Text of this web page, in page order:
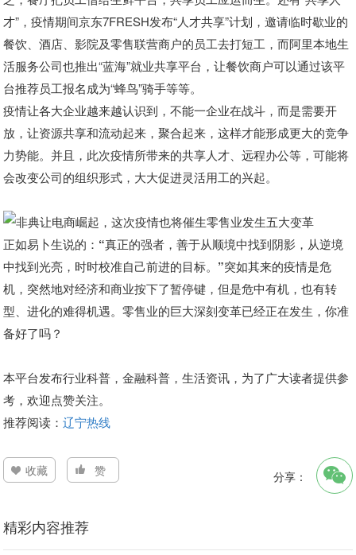
才”，疫情期间京东7FRESH发布“人才共享”计划，邀请临时歇业的
餐饮、酒店、影院及零售联营商户的员工去打短工，而阿里本地生
活服务公司也推出“蓝海”就业共享平台，让餐饮商户可以通过该平
台推荐员工报名成为“蜂鸟”骑手等等。
疫情让各大企业越来越认识到，不能一企业在战斗，而是需要开
放，让资源共享和流动起来，聚合起来，这样才能形成更大的竞争
力势能。并且，此次疫情所带来的共享人才、远程办公等，可能将
会改变公司的组织形式，大大促进灵活用工的兴起。
正如易卜生说的：“真正的强者，善于从顺境中找到阴影，从逆境
中找到光亮，时时校准自己前进的目标。”突如其来的疫情是危
机，突然地对经济和商业按下了暂停键，但是危中有机，也有转
型、进化的难得机遇。零售业的巨大深刻变革已经正在发生，你准
备好了吗？
本平台发布行业科普，金融科普，生活资讯，为了广大读者提供参
考，欢迎点赞关注。
推荐阅读：辽宁热线
收藏 赞 分享：
精彩内容推荐